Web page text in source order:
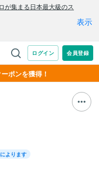
ポンを獲得！
よります